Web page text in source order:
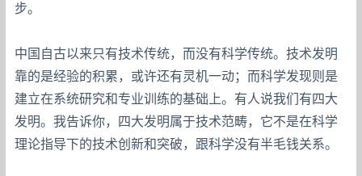
步。
中国自古以来只有技术传统，而没有科学传统。技术发明
靠的是经验的积累，或许还有灵机一动；而科学发现则是
建立在系统研究和专业训练的基础上。有人说我们有四大
发明。我告诉你，四大发明属于技术范畴，它不是在科学
理论指导下的技术创新和突破，跟科学没有半毛钱关系。